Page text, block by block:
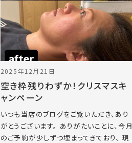
2025年12月21日
空き枠残りわずか！クリスマスキ
ャンペーン
いつも当店のブログをご覧いただき、あり
がとうございます。 ありがたいことに、今月
のご予約が少しずつ埋まってきており、 現